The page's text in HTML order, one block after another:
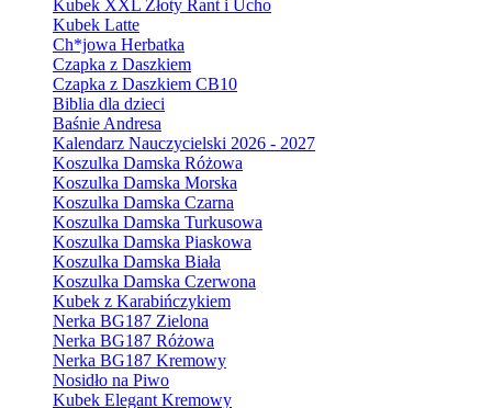
Kubek XXL Złoty Rant i Ucho
Kubek Latte
Ch*jowa Herbatka
Czapka z Daszkiem
Czapka z Daszkiem CB10
Biblia dla dzieci
Baśnie Andresa
Kalendarz Nauczycielski 2026 - 2027
Koszulka Damska Różowa
Koszulka Damska Morska
Koszulka Damska Czarna
Koszulka Damska Turkusowa
Koszulka Damska Piaskowa
Koszulka Damska Biała
Koszulka Damska Czerwona
Kubek z Karabińczykiem
Nerka BG187 Zielona
Nerka BG187 Różowa
Nerka BG187 Kremowy
Nosidło na Piwo
Kubek Elegant Kremowy